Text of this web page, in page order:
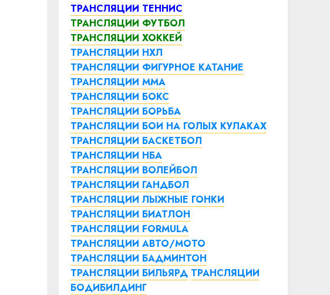
ТРАНСЛЯЦИИ ТЕННИС
ТРАНСЛЯЦИИ ФУТБОЛ
ТРАНСЛЯЦИИ ХОККЕЙ
ТРАНСЛЯЦИИ НХЛ
ТРАНСЛЯЦИИ ФИГУРНОЕ КАТАНИЕ
ТРАНСЛЯЦИИ ММА
ТРАНСЛЯЦИИ БОКС
ТРАНСЛЯЦИИ БОРЬБА
ТРАНСЛЯЦИИ БОИ НА ГОЛЫХ КУЛАКАХ
ТРАНСЛЯЦИИ БАСКЕТБОЛ
ТРАНСЛЯЦИИ НБА
ТРАНСЛЯЦИИ ВОЛЕЙБОЛ
ТРАНСЛЯЦИИ ГАНДБОЛ
ТРАНСЛЯЦИИ ЛЫЖНЫЕ ГОНКИ
ТРАНСЛЯЦИИ БИАТЛОН
ТРАНСЛЯЦИИ FORMULA
ТРАНСЛЯЦИИ АВТО/МОТО
ТРАНСЛЯЦИИ БАДМИНТОН
ТРАНСЛЯЦИИ БИЛЬЯРД ТРАНСЛЯЦИИ
БОДИБИЛДИНГ